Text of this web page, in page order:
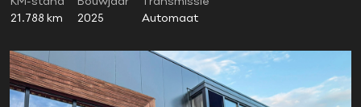
21.788 km
2025
Automaat